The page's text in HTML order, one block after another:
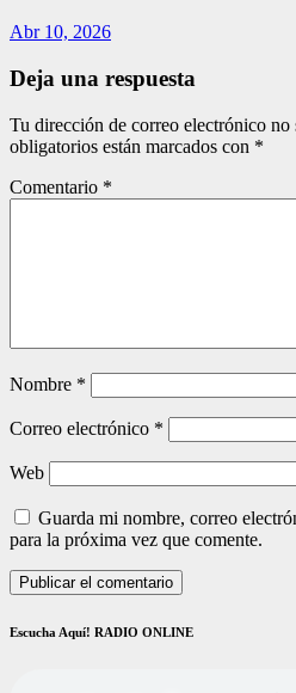
Abr 10, 2026
Deja una respuesta
Tu dirección de correo electrónico no
obligatorios están marcados con *
Comentario *
Nombre *
Correo electrónico *
Web
Guarda mi nombre, correo
para la próxima vez que comente.
Escucha Aquí! RADIO ONLINE